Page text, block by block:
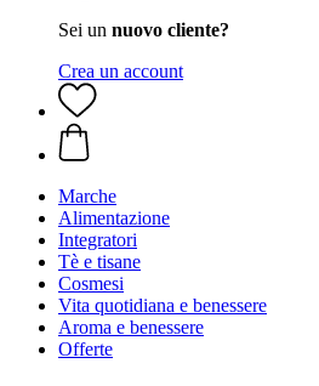
Sei un nuovo cliente?
Crea un account
Marche
Alimentazione
Integratori
Tè e tisane
Cosmesi
Vita quotidiana e benessere
Aroma e benessere
Offerte